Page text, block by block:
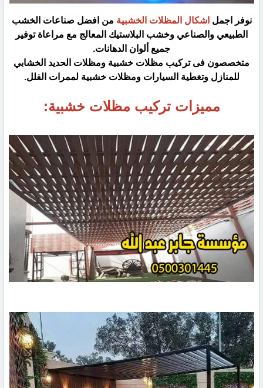
نوفر اجمل اشكال المظلات الخشبية من افضل صناعات الخشب
الطبيعي والصناعي وخشب البلاستيك المعالج مع مراعاة توفير
جميع ألوان الدهانات.
متخصصون فى تركيب مظلات خشبية ومظلات الحديد الخشابي
للمنازل وتغطية السيارات ومظلات خشبية لممرات الفلل.
مميزات تركيب مظلات خشبية: